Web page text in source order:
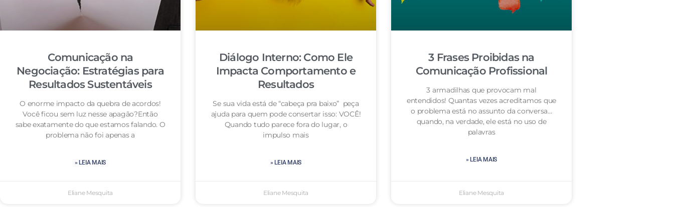
Comunicação na
Negociação: Estratégias para
Resultados Sustentáveis
O enorme impacto da quebra de acordos!
Você ficou sem luz nesse apagão?Então
sabe exatamente do que estamos falando. O
problema não foi apenas a
» LEIA MAIS
Eliane Mesquita
Diálogo Interno: Como Ele
Impacta Comportamento e
Resultados
Se sua vida está de “cabeça pra baixo” peça
ajuda para quem pode consertar isso: VOCÊ!
Quando tudo parece fora do lugar, o
impulso mais
» LEIA MAIS
Eliane Mesquita
3 Frases Proibidas na
Comunicação Profissional
3 armadilhas que provocam mal
entendidos! Quantas vezes acreditamos que
o problema está no assunto da conversa…
quando, na verdade, ele está no uso de
palavras
» LEIA MAIS
Eliane Mesquita